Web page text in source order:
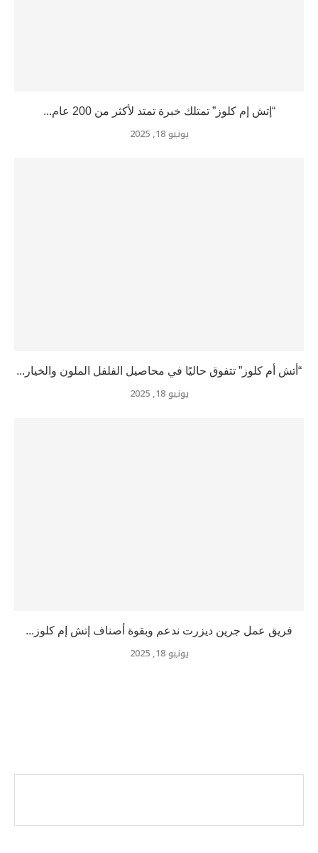
“إتش إم كلوز” تمتلك خبرة تمتد لأكثر من 200 عام...
يونيو 18, 2025
“أتش أم كلوز” تتفوق حاليًا في محاصيل الفلفل الملون والخيار...
يونيو 18, 2025
فريق عمل جرين ديزرت ندعم وبقوة أصناف إتش إم كلوز...
يونيو 18, 2025